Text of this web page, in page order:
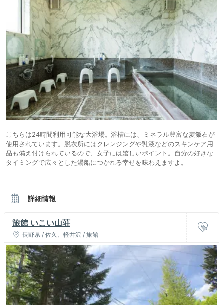
こちらは24時間利用可能な大浴場。浴槽には、ミネラル豊富な麦飯石が
使用されています。脱衣所にはクレンジングや乳液などのスキンケア用
品も備え付けられているので、女子には嬉しいポイント。自分の好きな
タイミングで広々とした湯船につかれる幸せを味わえますよ。
詳細情報
旅館 いこい山荘
長野県 / 佐久、軽井沢 / 旅館